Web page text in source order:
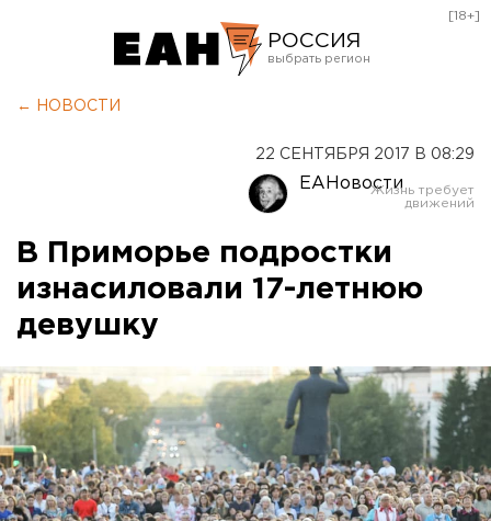
РОССИЯ
Оренбург
[18+]
← НОВОСТИ
22 СЕНТЯБРЯ 2017 В 08:29
ЕАНовости
В Приморье подростки
изнасиловали 17-летнюю
девушку